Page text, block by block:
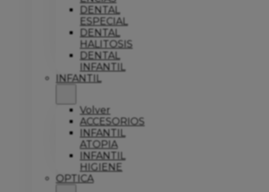
DENTAL
ESPECIAL
DENTAL
HALITOSIS
DENTAL
INFANTIL
INFANTIL
Volver
ACCESORIOS
INFANTIL
ATOPIA
INFANTIL
HIGIENE
OPTICA